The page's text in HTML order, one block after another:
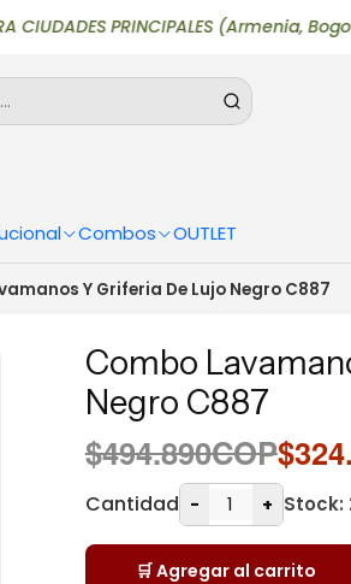
Combos OUTLET
PRINCIPALES (Armenia,
Y Griferia De Lujo Negro C887
Combo
Negro C887
$494.890COP
Cantidad - + Stock:
🛒 Agregar al carrito